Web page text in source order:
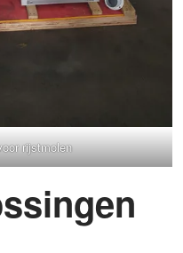
rijstmolen